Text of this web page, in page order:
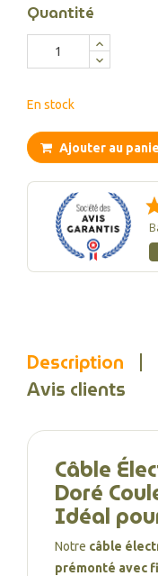
Quantité
En stock
Ajouter au
Description
Avis clients
Câble
Doré
Idéal
Notre câble
prémonté avec